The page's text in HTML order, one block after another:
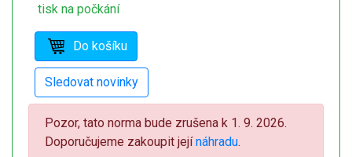
tisk na počkání
Pozor, tato norma bude zrušena k 1. 9. 2026.
Doporučujeme zakoupit jejínáhradu.